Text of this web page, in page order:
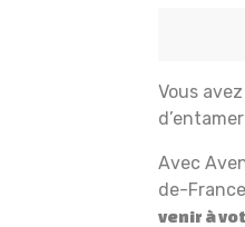
Vous
Avec
de-
venir à